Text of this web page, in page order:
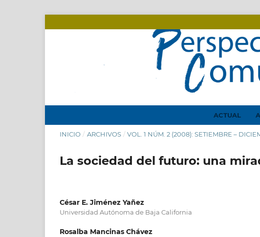
ACTUAL
INICIO / ARCHIVOS / VOL. 1 NÚM. 2 (2008): SETIEMBRE –
La sociedad del futuro: una
César E. Jiménez Yañez
Universidad Autónoma de Baja California
Rosalba Mancinas Chávez